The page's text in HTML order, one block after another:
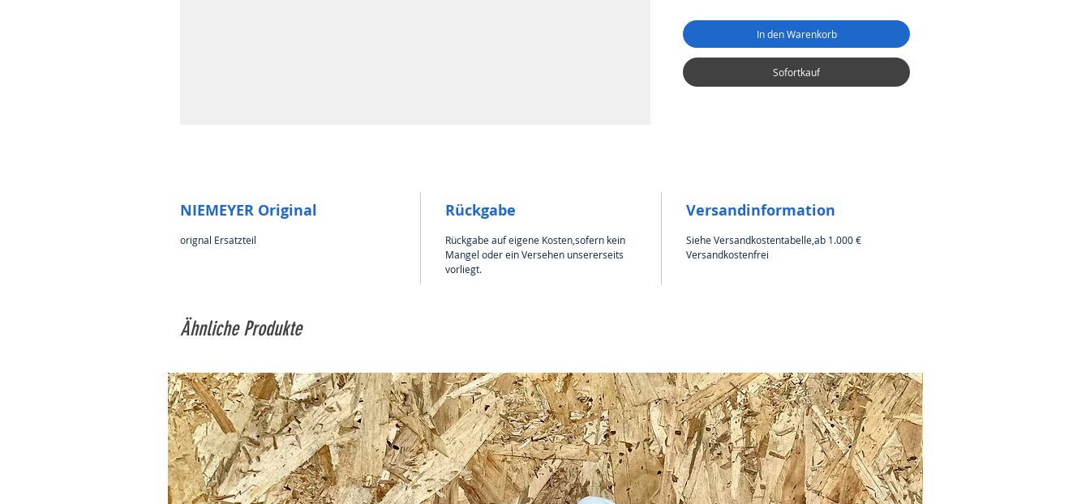
In den Warenkorb
Sofortkauf
NIEMEYER Original
orignal Ersatzteil
Rückgabe
Rückgabe auf eigene Kosten,sofern kein
Mangel oder ein Versehen unsererseits
vorliegt.
Versandinformation
Siehe Versandkostentabelle,ab 1.000 €
Versandkostenfrei
Ähnliche Produkte